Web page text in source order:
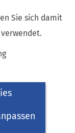
Sie sich damit